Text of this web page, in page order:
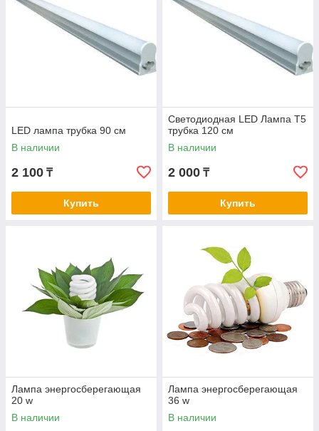
LED лампа трубка 90 см
В наличии
2 100 ₸
Купить
Cветодиодная LED Лампа Т5
трубка 120 см
В наличии
2 000 ₸
Купить
Лампа энергосберегающая
20 w
В наличии
Лампа энергосберегающая
36 w
В наличии